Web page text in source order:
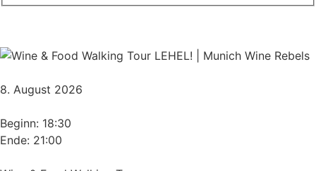
8. August 2026
Beginn: 18:30
Ende: 21:00